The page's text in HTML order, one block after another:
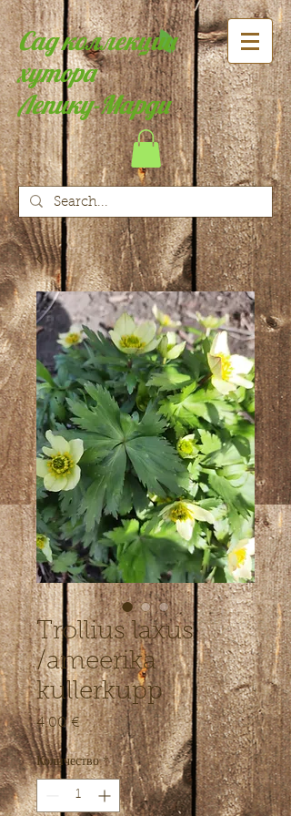
Сад коллекции
хутора
Лепику-Марди
Trollius laxus
/ameerika
kullerkupp
4,00 €Цена
Количество *